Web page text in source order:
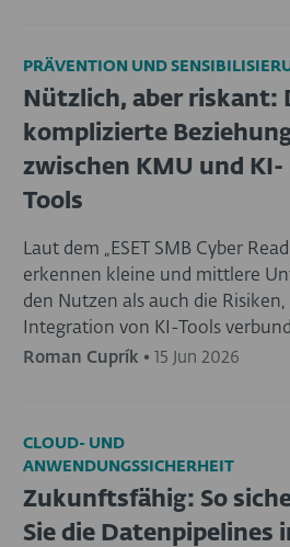
PRÄVENTION UND
Nützlich, aber riskant:
komplizierte
zwischen KMU und KI-
Tools
Laut dem „ESET SMB Cyber
erkennen kleine und mittlere
den Nutzen als auch die
Integration von KI-Tools
Roman Cuprík • 15 Jun 2026
CLOUD- UND
ANWENDUNGSSICHERHEIT
Zukunftsfähig: So
Sie die Datenpipelines